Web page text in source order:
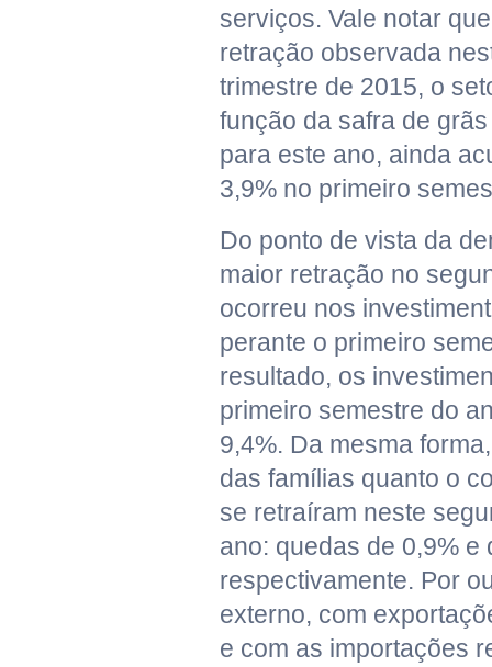
serviços. Vale notar
retração observada
trimestre de 2015, o
função da safra de
para este ano, ainda
3,9% no primeiro
Do ponto de vista da
maior retração no
ocorreu nos
perante o primeiro
resultado, os
primeiro semestre do
9,4%. Da mesma
das famílias quanto o
se retraíram neste
ano: quedas de 0,9% e
respectivamente. Por
externo, com
e com as importações